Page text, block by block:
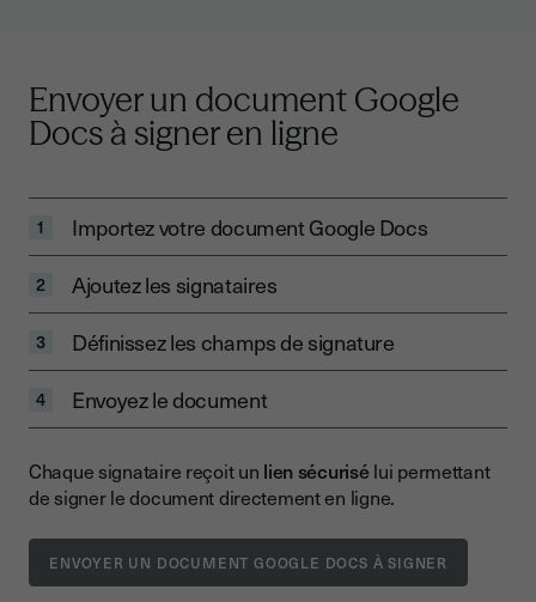
Envoyer un document Google
Docs à signer en ligne
1 Importez votre document Google Docs
2 Ajoutez les signataires
3 Définissez les champs de signature
4 Envoyez le document
Chaque signataire reçoit un lien sécurisélui permettant
de signer le document directement en ligne.